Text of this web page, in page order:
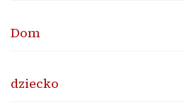
Dom
dziecko